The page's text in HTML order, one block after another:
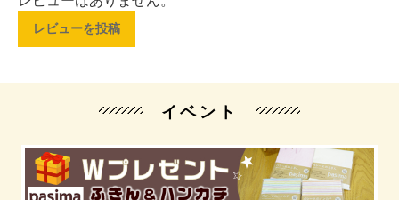
レビューを投稿
イベント